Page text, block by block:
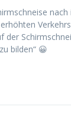
der
bilden“ 😀